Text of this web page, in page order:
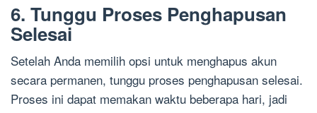
6. Tunggu Proses Penghapusan
Selesai
Setelah Anda memilih opsi untuk menghapus akun
secara permanen, tunggu proses penghapusan selesai.
Proses ini dapat memakan waktu beberapa hari, jadi